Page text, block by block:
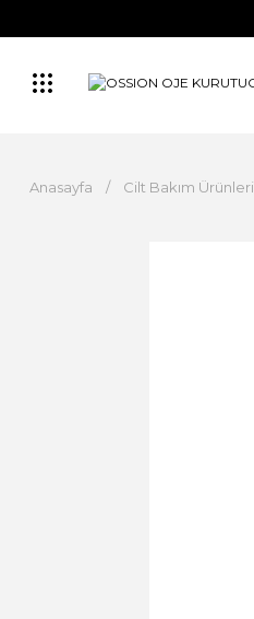
Anasayfa Cilt Bakım Ürünleri